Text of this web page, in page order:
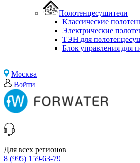
Полотенцесушители
Классические
Электрические
ТЭН для
Блок управления для
Москва
Войти
Для всех регионов
8 (995) 159-63-79